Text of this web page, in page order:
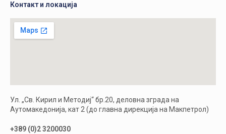
Контакт и локација
Ул. „Св. Кирил и Методиј“ бр.20, деловна зграда на
Аутомакедонија, кат 2 (до главна дирекција на Макпетрол)
+389 (0)2 3200030